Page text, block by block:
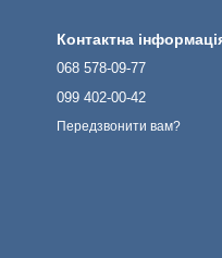
Контактна
068 578-09-77
099 402-00-42
Передзвонити вам?